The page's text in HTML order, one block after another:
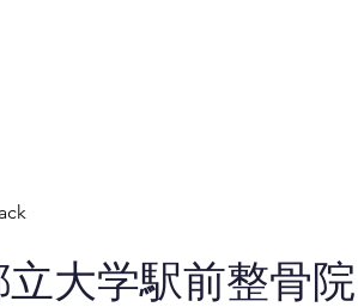
立大学駅前整骨